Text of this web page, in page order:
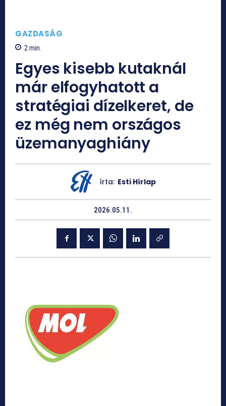
GAZDASÁG
2min.
Egyes kisebb kutaknál
már elfogyhatott a
stratégiai dízelkeret, de
ez még nem országos
üzemanyaghiány
írta: Esti Hírlap
2026.05.11.